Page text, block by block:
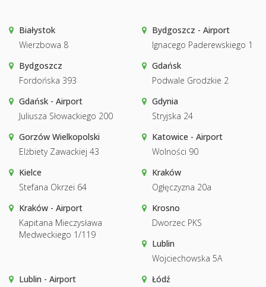
Białystok
Wierzbowa 8
Bydgoszcz - Airport
Ignacego Paderewskiego 1
Bydgoszcz
Fordońska 393
Gdańsk
Podwale Grodzkie 2
Gdańsk - Airport
Juliusza Słowackiego 200
Gdynia
Stryjska 24
Gorzów Wielkopolski
Elżbiety Zawackiej 43
Katowice - Airport
Wolności 90
Kielce
Stefana Okrzei 64
Kraków
Ogłęczyzna 20a
Kraków - Airport
Kapitana Mieczysława
Medweckiego 1/119
Krosno
Dworzec PKS
Lublin
Wojciechowska 5A
Lublin - Airport
Łódź